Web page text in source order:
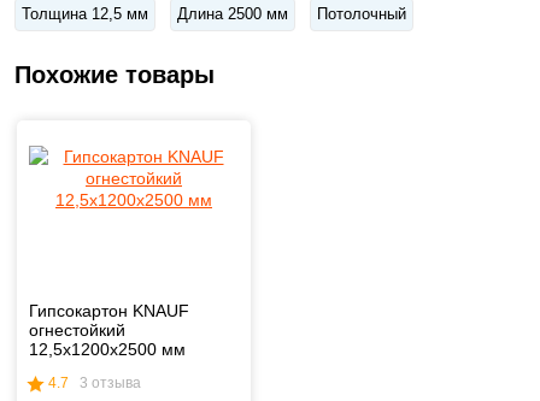
Толщина 12,5 мм Длина 2500 мм Потолочный
Похожие товары
Гипсокартон KNAUF
огнестойкий
12,5х1200х2500 мм
4.7 3 отзыва